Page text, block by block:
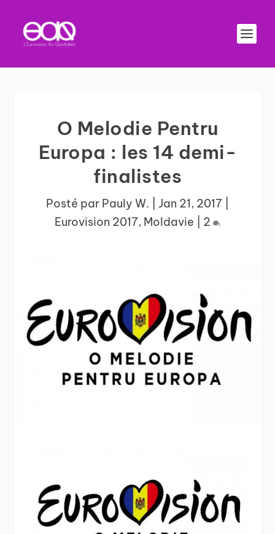
O Melodie Pentru
Europa : les 14 demi-
finalistes
Posté par Pauly W. Jan 21, 2017
Eurovision 2017, Moldavie 2